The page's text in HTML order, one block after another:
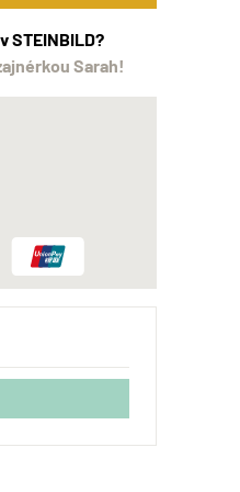
STEINBILD?
Sarah!